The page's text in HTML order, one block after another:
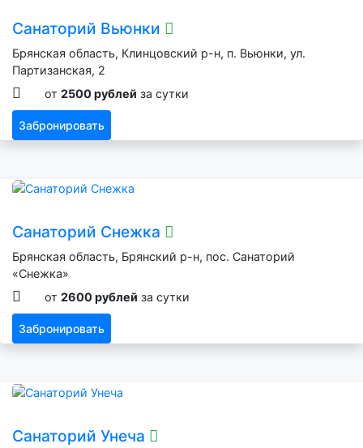
Санаторий Вьюнки
Брянская область, Клинцовский р-н, п. Вьюнки, ул.
Партизанская, 2
от 2500 рублей за сутки
Забронировать
Санаторий Снежка
Брянская область, Брянский р-н, пос. Санаторий
«Снежка»
от 2600 рублей за сутки
Забронировать
Санаторий Унеча